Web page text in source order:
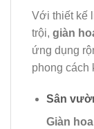
Với thiết kế
trội, giàn
ứng dụng
phong cách
Sân
Giàn